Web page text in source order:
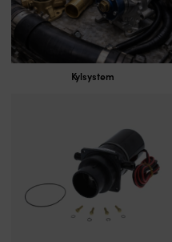
Kylsystem